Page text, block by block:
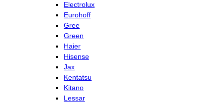
Electrolux
Eurohoff
Gree
Green
Haier
Hisense
Jax
Kentatsu
Kitano
Lessar